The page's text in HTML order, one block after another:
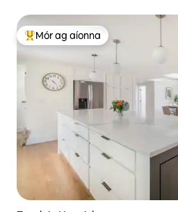
An-mhór ag aíonna
Mór ag aíonna